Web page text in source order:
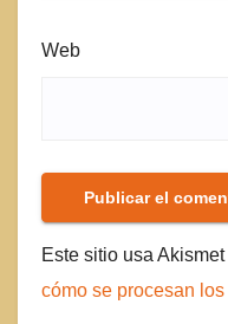
Web
Este sitio usa
cómo se procesan